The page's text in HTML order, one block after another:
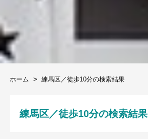
ホーム 練馬区／徒歩10分の検索結果
練馬区／徒歩10分の検索結果